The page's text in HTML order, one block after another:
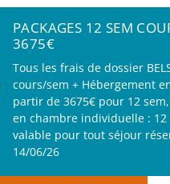
PACKAGES 12 SEM
3675€
Tous les frais de dossier
cours/sem + Hébergement
partir de 3675€ pour 12
en chambre individuelle : 12
valable pour tout séjour
14/06/26